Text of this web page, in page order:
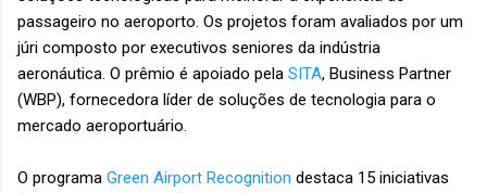
passageiro no aeroporto. Os projetos foram avaliados por um
júri composto por executivos seniores da indústria
aeronáutica. O prêmio é apoiado pela SITA, Business Partner
(WBP), fornecedora líder de soluções de tecnologia para o
mercado aeroportuário.
O programa Green Airport Recognition destaca 15 iniciativas